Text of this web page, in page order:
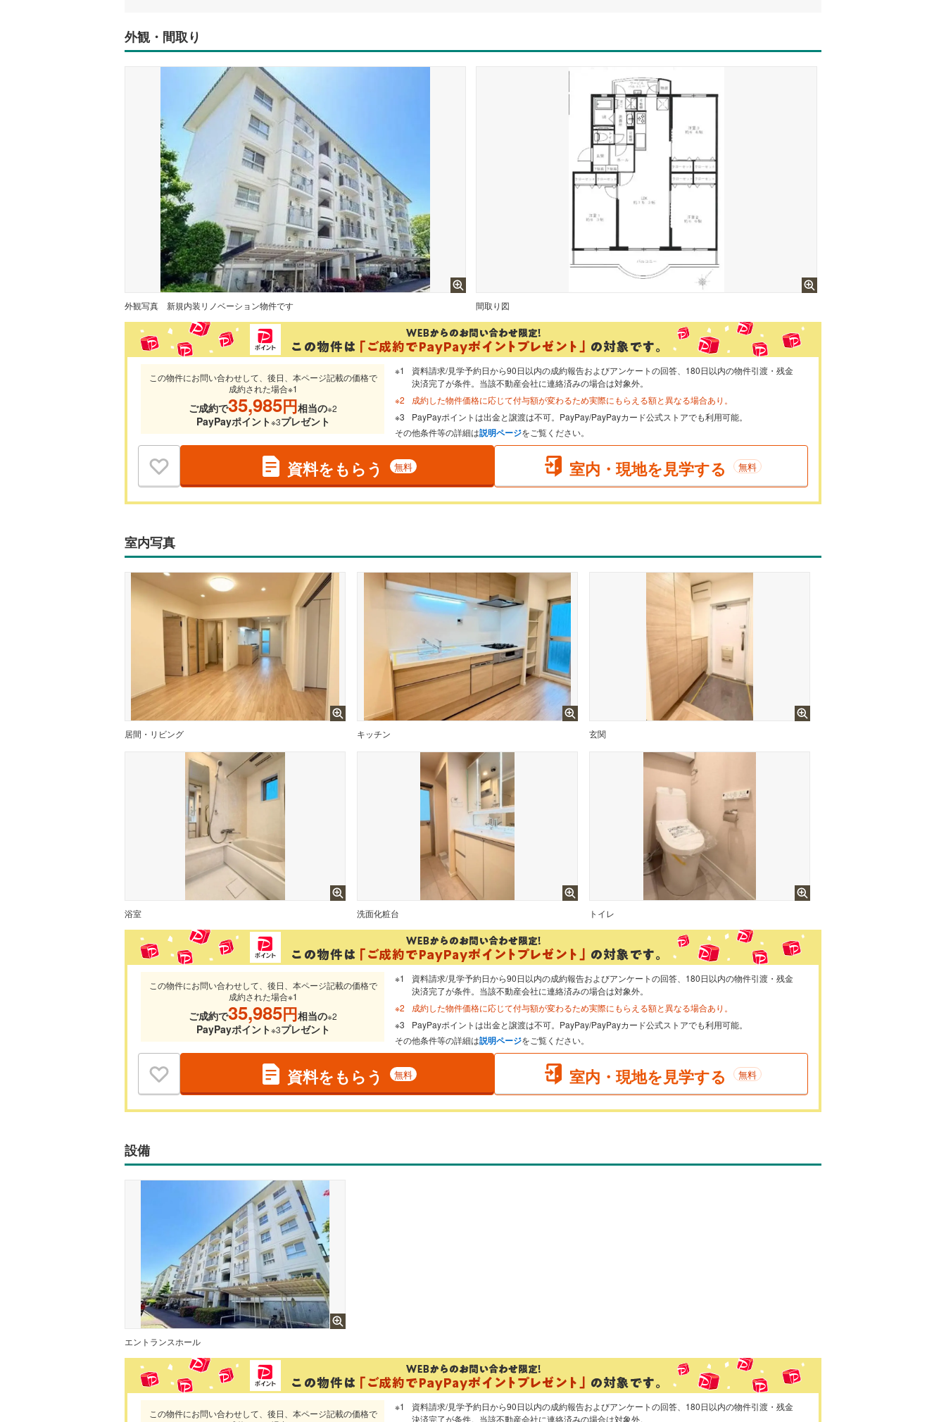
外観・間取り
外観写真 新規内装リノベーション物件です 間取り図
この物件にお問い合わせして、後日、本ページ記載の価格で
成約された場合※1
ご成約で35,985円相当の※2
PayPayポイント※3プレゼント
資料請求/見学予約日から90日以内の成約報告およびアンケートの回答、180日以内の物件引渡・残金
決済完了が条件。当該不動産会社に連絡済みの場合は対象外。
成約した物件価格に応じて付与額が変わるため実際にもらえる額と異なる場合あり。
PayPayポイントは出金と譲渡は不可。PayPay/PayPayカード公式ストアでも利用可能。
その他条件等の詳細は説明ページをご覧ください。
資料をもらう 無料 室内・現地を見学する 無料
室内写真
居間・リビング キッチン 玄関
浴室 洗面化粧台 トイレ
この物件にお問い合わせして、後日、本ページ記載の価格で
成約された場合※1
ご成約で35,985円相当の※2
PayPayポイント※3プレゼント
資料請求/見学予約日から90日以内の成約報告およびアンケートの回答、180日以内の物件引渡・残金
決済完了が条件。当該不動産会社に連絡済みの場合は対象外。
成約した物件価格に応じて付与額が変わるため実際にもらえる額と異なる場合あり。
PayPayポイントは出金と譲渡は不可。PayPay/PayPayカード公式ストアでも利用可能。
その他条件等の詳細は説明ページをご覧ください。
資料をもらう 無料 室内・現地を見学する 無料
設備
エントランスホール
この物件にお問い合わせして、後日、本ページ記載の価格で
資料請求/見学予約日から90日以内の成約報告およびアンケートの回答、180日以内の物件引渡・残金
決済完了が条件。当該不動産会社に連絡済みの場合は対象外。